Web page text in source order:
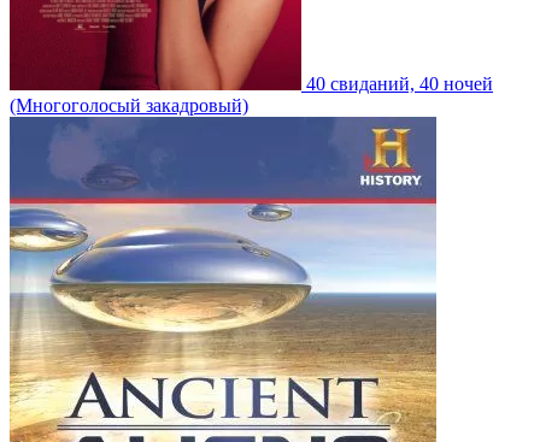
40 свиданий, 40 ночей
(Многоголосый закадровый)